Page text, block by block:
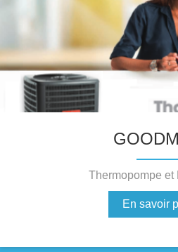
Thermopompe et
En savoir